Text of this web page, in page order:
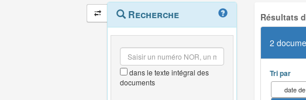
Navigation
et
outils
annexes
Menu
contextuel
Recherche
dans le texte intégral des
documents
Résultats
2
Tri par
date